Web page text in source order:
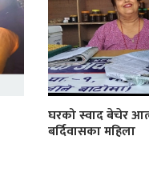
घरको स्वाद बेचेर
बर्दिवासका महिला